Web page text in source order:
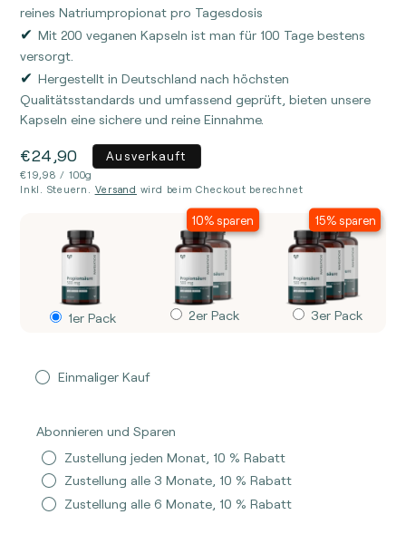
reines Natriumpropionat pro Tagesdosis
Mit 200 veganen Kapseln ist man für 100 Tage bestens
versorgt.
Hergestellt in Deutschland nach höchsten
Qualitätsstandards und umfassend geprüft, bieten unsere
Kapseln eine sichere und reine Einnahme.
€24,90
€49,80
€74,70 €44,83
€63,52
€22,41
€40,35
€57,16
€19,98 €17,98
€16,98
€17,98
€16,18
€15,28
/ pro
100g
Normaler
Preis
€24,90
STÜCKPREIS
€19,98
/ PRO
Ausverkauft
Inkl. Steuern. Versand wird beim Checkout berechnet
1er Pack
10% sparen
sparen
2er Pack
15% sparen25%
3er Pack
die
Menge
für
Propionsäure
die
Menge
für
Propionsäure
Einmaliger Kauf
Abonnieren und Sparen
Zustellung jeden Monat, 10 % Rabatt
Zustellung alle 3 Monate, 10 % Rabatt
Zustellung alle 6 Monate, 10 % Rabatt